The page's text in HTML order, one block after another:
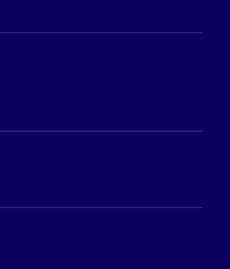
era 'Popular'